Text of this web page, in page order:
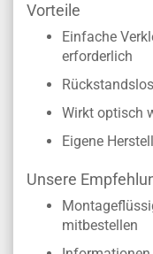
Vorteile
Einfache
erforderlich
Wirkt optisch
Eigene
Unsere
mitbestellen